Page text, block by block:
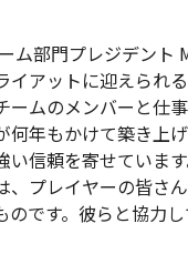
ム部門プレジデント
イアットに迎えられ
ムのメンバーと仕
年もかけて築き上
信頼を寄せていま
プレイヤーの皆さ
です。彼らと協力